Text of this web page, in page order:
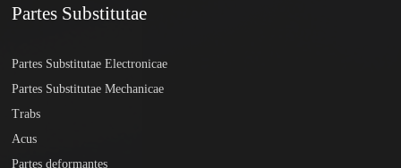
Partes Substitutae
Partes Substitutae Electronicae
Partes Substitutae Mechanicae
Trabs
Acus
Partes deformantes